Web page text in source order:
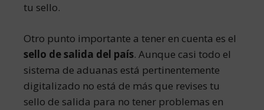
tu sello.
Otro punto importante a tener en cuenta es el
sello de salida del país. Aunque casi todo el
sistema de aduanas está pertinentemente
digitalizado no está de más que revises tu
sello de salida para no tener problemas en